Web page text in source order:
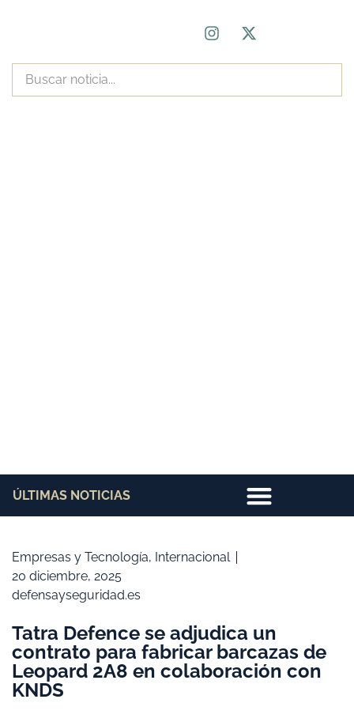
ÚLTIMAS NOTICIAS
Empresas y Tecnología, Internacional
20 diciembre, 2025
defensayseguridad.es
Tatra Defence se adjudica un
contrato para fabricar barcazas de
Leopard 2A8 en colaboración con
KNDS